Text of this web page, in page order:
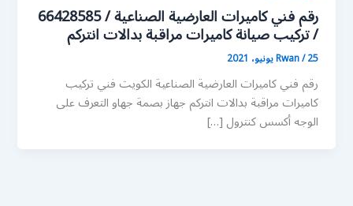
رقم فني كاميرات العارضية الصناعية / 66428585
/ تركيب صيانة كاميرات مراقبة بدالات انتركم
Rwan/25 يونيو، 2021
رقم فني كاميرات العارضية الصناعية الكويت فني تركيب
كاميرات مراقبة بدالات انتركم جهاز بصمة جهاو التعرف على
الوجه أكسس كنترول […]